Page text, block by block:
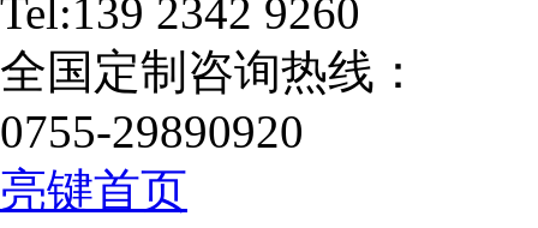
Tel:139 2342 9260
全国定制咨询热线：
0755-29890920
亮键首页